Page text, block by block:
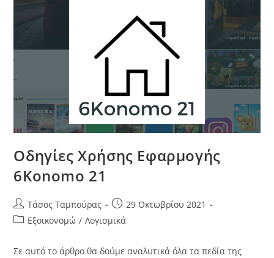
Οδηγίες Χρήσης Εφαρμογής
6Konomo 21
Τάσος Ταμπούρας
29 Οκτωβρίου 2021
Εξοικονομώ / Λογισμικά
Σε αυτό το άρθρο θα δούμε αναλυτικά όλα τα πεδία της